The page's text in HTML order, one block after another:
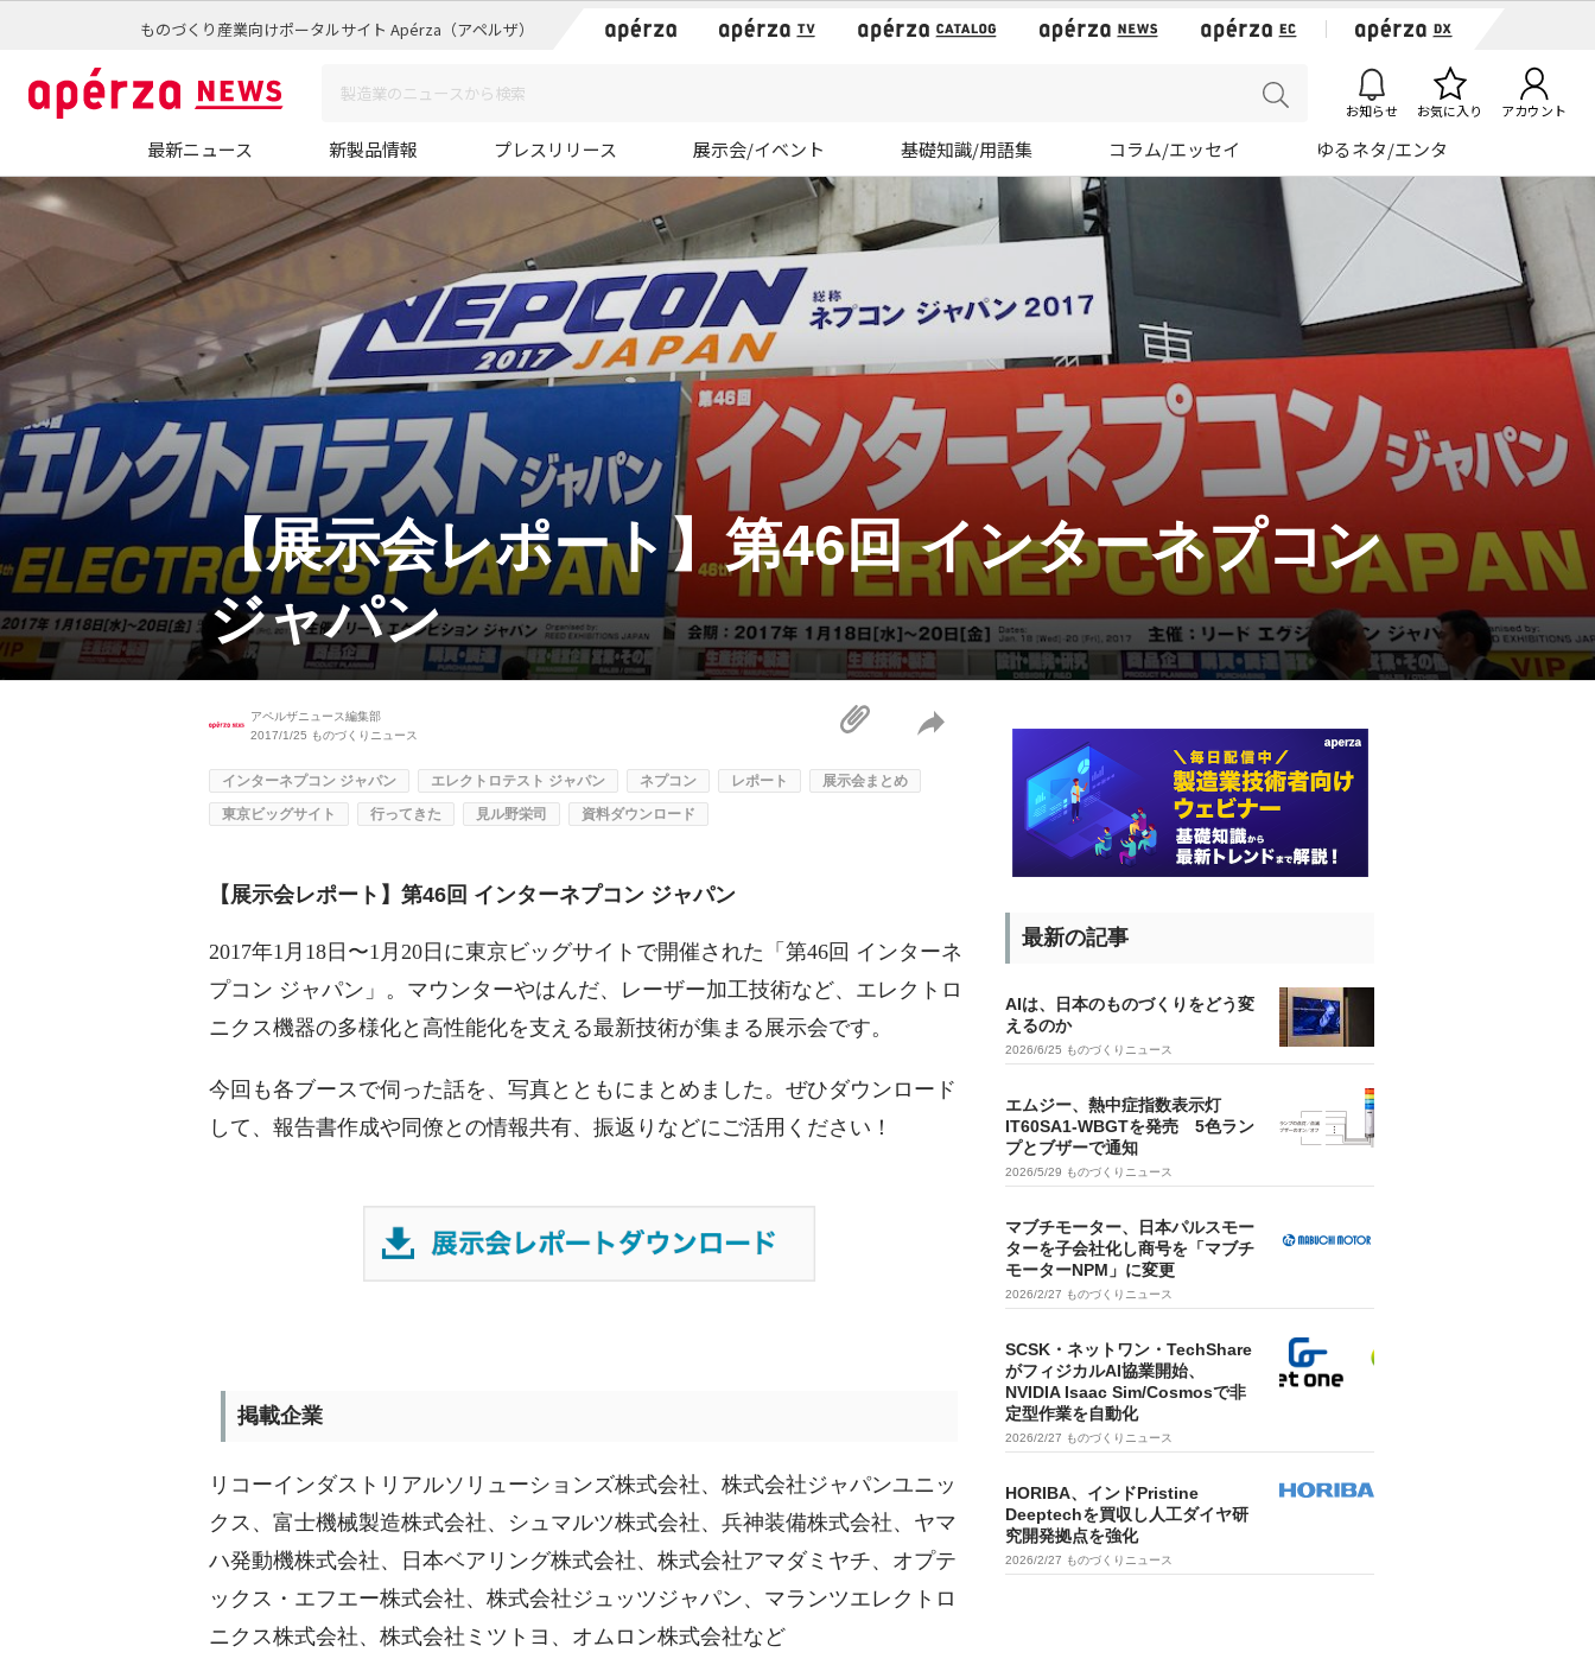
ものづくり産業向けポータルサイト Apérza（アペルザ）
お知らせ お気に入り アカウント
最新ニュース 新製品情報 プレスリリース 展示会/イベント 基礎知識/用語集 コラム/エッセイ ゆるネタ/エンタ
【展示会レポート】第46回 インターネプコン
ジャパン
アペルザニュース編集部
2017/1/25 ものづくりニュース
インターネプコン ジャパン エレクトロテスト ジャパン ネプコン レポート
展示会まとめ
東京ビッグサイト
行ってきた 見ル野栄司 資料ダウンロード
【展示会レポート】第46回 インターネプコン ジャパン
2017年1月18日〜1月20日に東京ビッグサイトで開催された「第46回 インターネ
プコン ジャパン」。マウンターやはんだ、レーザー加工技術など、エレクトロ
ニクス機器の多様化と高性能化を支える最新技術が集まる展示会です。
今回も各ブースで伺った話を、写真とともにまとめました。ぜひダウンロード
して、報告書作成や同僚との情報共有、振返りなどにご活用ください！
掲載企業
リコーインダストリアルソリューションズ株式会社、株式会社ジャパンユニッ
クス、富士機械製造株式会社、シュマルツ株式会社、兵神装備株式会社、ヤマ
ハ発動機株式会社、日本ベアリング株式会社、株式会社アマダミヤチ、オプテ
ックス・エフエー株式会社、株式会社ジュッツジャパン、マランツエレクトロ
ニクス株式会社、株式会社ミツトヨ、オムロン株式会社など
最新の記事
AIは、日本のものづくりをどう変
えるのか
2026/6/25 ものづくりニュース
エムジー、熱中症指数表示灯
IT60SA1-WBGTを発売 5色ラン
プとブザーで通知
2026/5/29 ものづくりニュース
マブチモーター、日本パルスモー
ターを子会社化し商号を「マブチ
モーターNPM」に変更
2026/2/27 ものづくりニュース
SCSK・ネットワン・TechShare
がフィジカルAI協業開始、
NVIDIA Isaac Sim/Cosmosで非
定型作業を自動化
2026/2/27 ものづくりニュース
HORIBA、インドPristine
Deeptechを買収し人工ダイヤ研
究開発拠点を強化
2026/2/27 ものづくりニュース